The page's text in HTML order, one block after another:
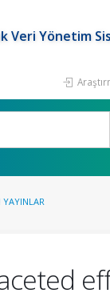
Veri Yönetim
YAYINLAR